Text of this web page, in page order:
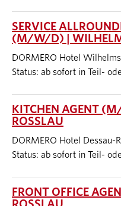
SERVICE
(M/W/D) |
DORMERO Hotel
Status: ab sofort in Teil-
KITCHEN AGENT
ROSSLAU
DORMERO Hotel Dessau-
Status: ab sofort in Teil-
FRONT OFFICE